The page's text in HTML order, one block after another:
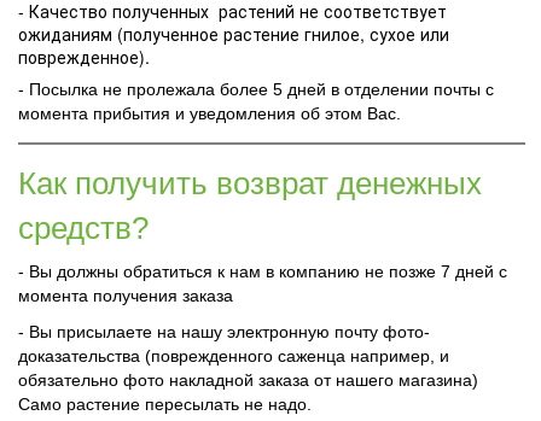
- Качество полученных растений не соответствует
ожиданиям (полученное растение гнилое, сухое или
поврежденное).
- Посылка не пролежала более 5 дней в отделении почты с
момента прибытия и уведомления об этом Вас.
Как получить возврат денежных
средств?
- Вы должны обратиться к нам в компанию не позже 7 дней с
момента получения заказа
- Вы присылаете на нашу электронную почту фото-
доказательства (поврежденного саженца например, и
обязательно фото накладной заказа от нашего магазина)
Само растение пересылать не надо.